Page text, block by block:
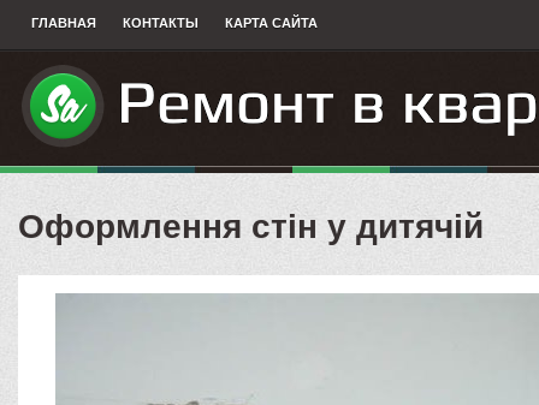
ГЛАВНАЯ КОНТАКТЫ КАРТА САЙТА
Оформлення стін у дитячій